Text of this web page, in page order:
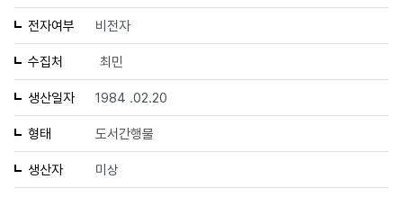
전자여부 비전자
수집처 최민
생산일자 1984 .02.20
형태 도서간행물
생산자 미상